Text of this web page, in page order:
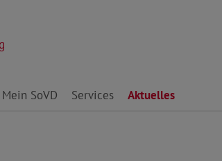
Mein SoVD Services Aktuelles